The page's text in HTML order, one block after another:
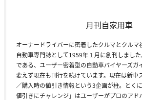
月刊自家用車
オーナードライバーに密着したクルマとクルマ
自動車専門誌として1959年１月に創刊しまし
である、ユーザー密着型の自動車バイヤーズガ
変えず現在も刊行を続けています。現在は新車
／購入時の値引き情報という3企画が柱。とく
値引きにチャレンジ」はユーザーがプロのアド